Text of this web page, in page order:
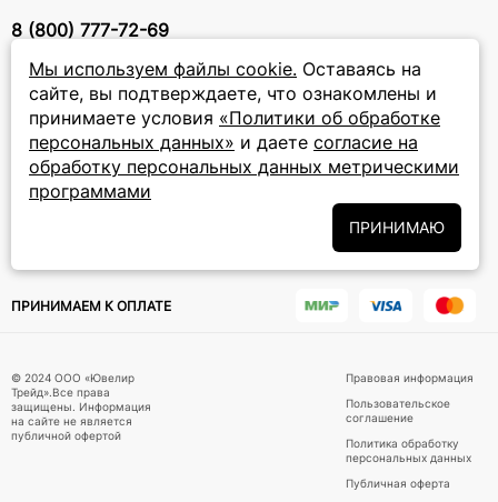
Мы используем файлы cookie. Оставаясь на
сайте, вы подтверждаете, что ознакомлены и
принимаете условия «Политики об обработке
персональных данных» и даете согласие на
обработку персональных данных метрическими
программами
ПРИНИМАЮ
8 (800) 777-72-69
ПОДПИСКА НА РАССЫЛКУ
Подписаться на новости
Подписываясь на рассылку, вы соглашаетесь с условиямиПолитики
и даёте своё согласие на их
ПРИНИМАЕМ К ОПЛАТЕ
© 2024 ООО «Ювелир
Трейд».Все права
защищены. Информация
на сайте не является
публичной офертой
Правовая информация
Пользовательское
соглашение
Политика обработку
персональных данных
Публичная оферта